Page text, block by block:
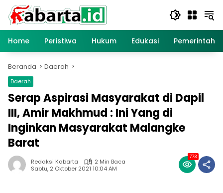
Langsung
konten
Home
Peristiwa Hukum Edukasi
Beranda Daerah
Daerah
Serap Aspirasi Masyarakat di Dapil
III, Amir Makhmud : Ini Yang di
Inginkan Masyarakat Malangke
Barat
Redaksi Kabarta
2 Min Baca
Sabtu, 2 Oktober 2021 10:04 AM
773